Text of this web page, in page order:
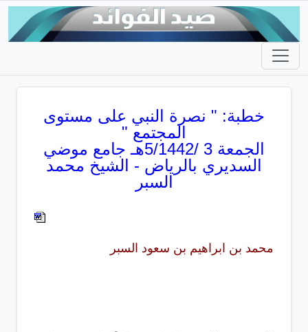
خطبة: " نصرة النبي على مستوى
المجتمع "
الجمعة 3 /5/1442هـ جامع موضي
السديري بالرياض - الشيخ محمد
السبر
محمد بن ابراهيم بن سعود السبر